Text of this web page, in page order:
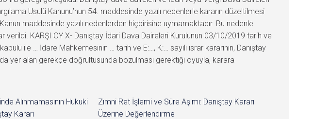
Usulü Kanunu’nun 54. maddesinde yazılı nedenlerle kararın düzeltilmesi
maddesinde yazılı nedenlerden hiçbirisine uymamaktadır. Bu nedenle
KARŞI OY X- Danıştay İdari Dava Daireleri Kurulunun 03/10/2019 tarih ve
ile … İdare Mahkemesinin … tarih ve E:…, K:… sayılı ısrar kararının, Danıştay
yer alan gerekçe doğrultusunda bozulması gerektiği oyuyla, karara
Alınmamasının Hukuki
Kararı
Zımni Ret İşlemi ve Süre Aşımı: Danıştay Kararı
Üzerine Değerlendirme